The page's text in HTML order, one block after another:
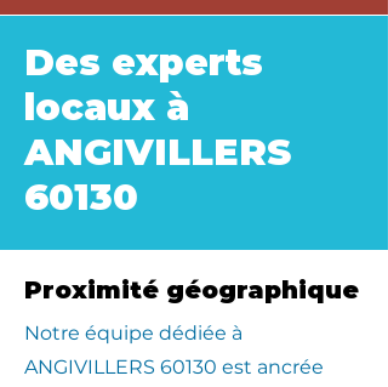
Des experts
locaux à
ANGIVILLERS
60130
Proximité géographique
​Notre équipe dédiée à
ANGIVILLERS 60130 est ancrée